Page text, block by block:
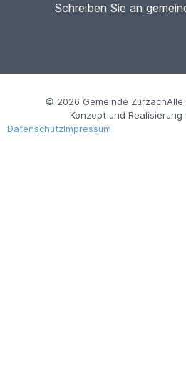
Schreiben Sie an
© 2026 Gemeinde ZurzachAlle
Konzept und Realisierung
DatenschutzImpressum